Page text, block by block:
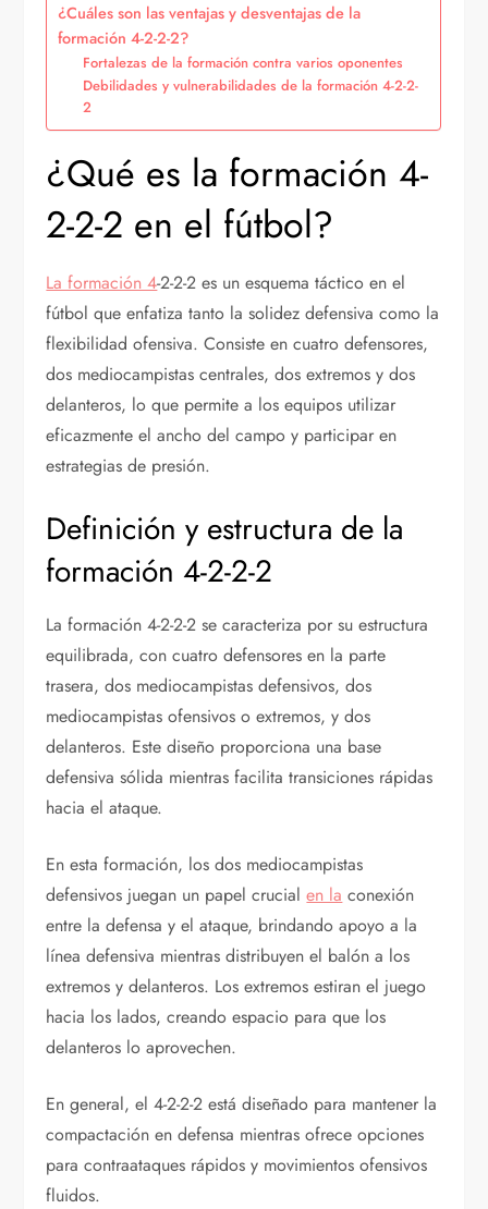
¿Cuáles son las ventajas y desventajas de la
formación 4-2-2-2?
Fortalezas de la formación contra varios oponentes
Debilidades y vulnerabilidades de la formación 4-2-2-
2
¿Qué es la formación 4-
2-2-2 en el fútbol?
La formación 4-2-2-2 es un esquema táctico en el
fútbol que enfatiza tanto la solidez defensiva como la
flexibilidad ofensiva. Consiste en cuatro defensores,
dos mediocampistas centrales, dos extremos y dos
delanteros, lo que permite a los equipos utilizar
eficazmente el ancho del campo y participar en
estrategias de presión.
Definición y estructura de la
formación 4-2-2-2
La formación 4-2-2-2 se caracteriza por su estructura
equilibrada, con cuatro defensores en la parte
trasera, dos mediocampistas defensivos, dos
mediocampistas ofensivos o extremos, y dos
delanteros. Este diseño proporciona una base
defensiva sólida mientras facilita transiciones rápidas
hacia el ataque.
En esta formación, los dos mediocampistas
defensivos juegan un papel crucialen la conexión
entre la defensa y el ataque, brindando apoyo a la
línea defensiva mientras distribuyen el balón a los
extremos y delanteros. Los extremos estiran el juego
hacia los lados, creando espacio para que los
delanteros lo aprovechen.
En general, el 4-2-2-2 está diseñado para mantener la
compactación en defensa mientras ofrece opciones
para contraataques rápidos y movimientos ofensivos
fluidos.